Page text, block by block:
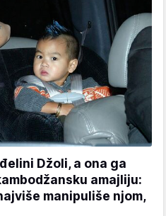
Džoli, a ona ga
amajliju:
manipuliše njom,